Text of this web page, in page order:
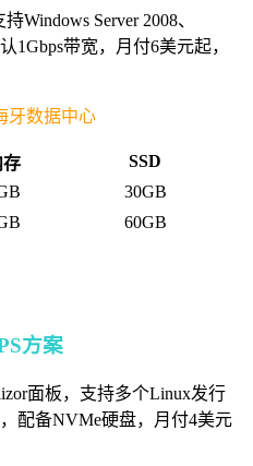
Windows Server 2008、
1Gbps带宽，月付6美元起，
牙数据中心
存
SSD
30GB
60GB
方案
面板，支持多个Linux发行
配备NVMe硬盘，月付4美元